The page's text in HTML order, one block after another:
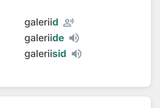
galeriid record_voice_over
galeriide
galeriisid